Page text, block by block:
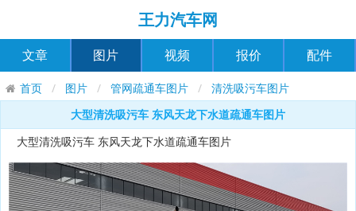
王力汽车网
文章 图片 视频 报价 配件
首页 图片 管网疏通车图片
清洗吸污车图片
大型清洗吸污车 东风天龙下水道疏通车图片
大型清洗吸污车 东风天龙下水道疏通车图片